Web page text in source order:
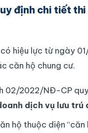
định chi tiết thi
hiệu lực từ ngày
căn hộ chung cư.
02/2022/NĐ-CP
dịch vụ lưu trú
hộ thuộc diện